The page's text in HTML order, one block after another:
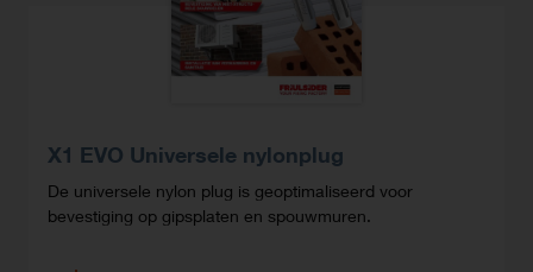
X1 EVO Universele nylonplug
De universele nylon plug is geoptimaliseerd voor
bevestiging op gipsplaten en spouwmuren.